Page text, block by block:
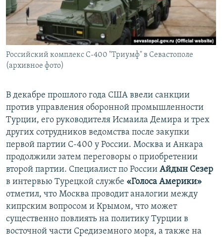
Российский комплекс С-400 "Триумф" в Севастополе
(архивное фото)
В декабре прошлого года США ввели санкции
против управления оборонной промышленности
Турции, его руководителя Исмаила Демира и трех
других сотрудников ведомства после закупки
первой партии С-400 у России. Москва и Анкара
продолжили затем переговоры о приобретении
второй партии. Специалист по России Айдын Сезер
в интервью Турецкой службе «Голоса Америки»
отметил, что Москва проводит аналогии между
кипрским вопросом и Крымом, что может
существенно повлиять на политику Турции в
восточной части Средиземного моря, а также на